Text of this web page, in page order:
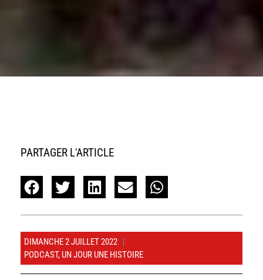
PARTAGER L'ARTICLE
DIMANCHE 2 JUILLET 2022
PODCAST, UN JOUR UNE HISTOIRE